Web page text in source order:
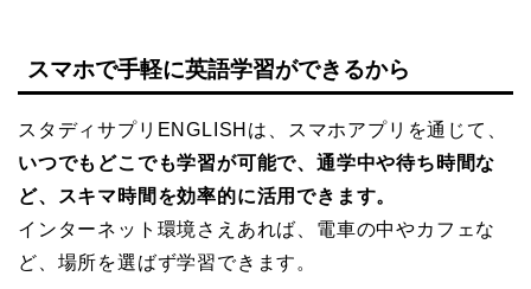
スマホで手軽に英語学習ができるから
スタディサプリENGLISHは、スマホアプリを通じて、
いつでもどこでも学習が可能で、通学中や待ち時間な
ど、スキマ時間を効率的に活用できます。
インターネット環境さえあれば、電車の中やカフェな
ど、場所を選ばず学習できます。